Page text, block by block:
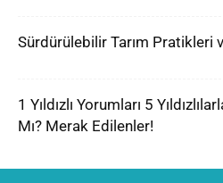
Sürdürülebilir Tarım Pratikleri
1 Yıldızlı Yorumları 5
Mı? Merak Edilenler!